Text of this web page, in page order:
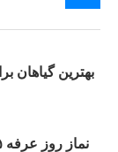
بهترین گیاهان
نماز روز عرفه ۱۴۰۵ معنایی که دولت نمی‌تواند مصادره کند